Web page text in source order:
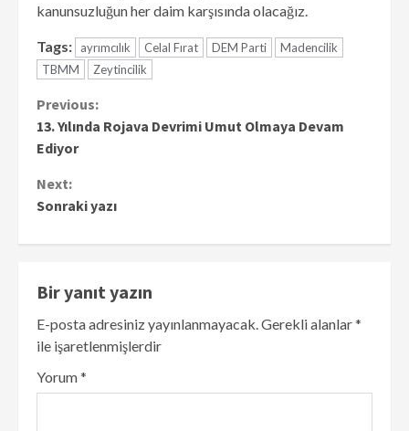
kanunsuzluğun her daim karşısında olacağız.
Tags: ayrımcılık Celal Fırat DEM Parti
Madencilik
TBMM
Zeytincilik
Continue
Reading
Previous:
13. Yılında Rojava Devrimi Umut Olmaya Devam
Ediyor
Next:
Sonraki yazı
Bir yanıt yazın
E-posta adresiniz yayınlanmayacak.Gerekli alanlar*
ile işaretlenmişlerdir
Yorum*